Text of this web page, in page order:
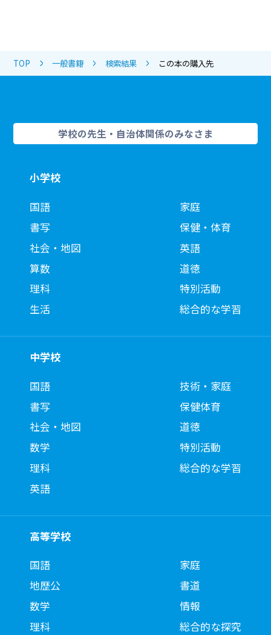
TOP 一般書籍 検索結果 この本の購入先
学校の先生・自治体関係のみなさま
小学校
国語
書写
社会・地図
算数
理科
生活
家庭
保健・体育
英語
道徳
特別活動
総合的な学習
中学校
国語
書写
社会・地図
数学
理科
英語
技術・家庭
保健体育
道徳
特別活動
総合的な学習
高等学校
国語
地歴公
数学
理科
家庭
書道
情報
総合的な探究